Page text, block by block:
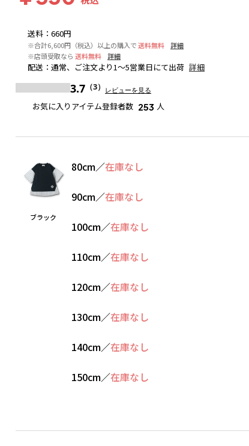
※撮影場所の関係上、着用画像は実物と若干異なる場合があります。
送料 ： 660円
※合計6,600円（税込）以上の購入で送料無料
詳細
※店頭受取なら 送料無料 詳細
配送 ： 通常、ご注文より1～5営業日にて出荷 詳細
3.7 （3） レビューを見る
お気に入りアイテム登録者数 253 人
ブラック
80cm／在庫なし
90cm／在庫なし
100cm／在庫なし
110cm／在庫なし
120cm／在庫なし
130cm／在庫なし
140cm／在庫なし
150cm／在庫なし